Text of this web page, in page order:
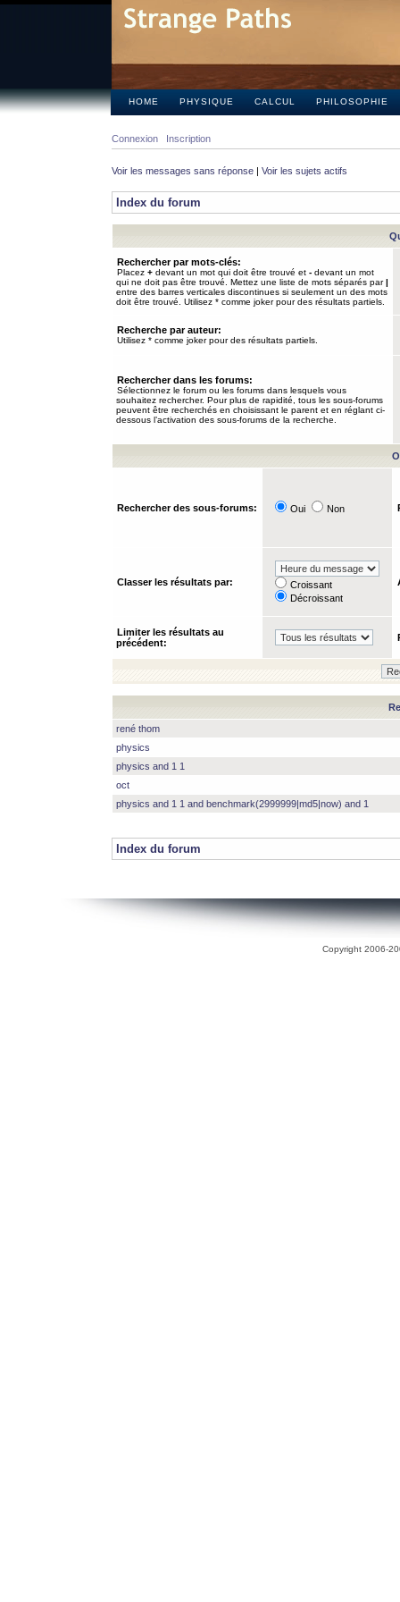
HOME PHYSIQUE CALCUL PHILOSOPHIE
Connexion Inscription
Voir les messages sans réponse | Voir les sujets actifs
Index du forum
Rechercher par mots-clés:
Placez + devant un mot qui doit être trouvé et - devant un mot
qui ne doit pas être trouvé. Mettez une liste de mots séparés par|
entre des barres verticales discontinues si seulement un des mots
doit être trouvé. Utilisez * comme joker pour des résultats partiels.
Recherche par auteur:
Utilisez * comme joker pour des résultats partiels.
Rechercher dans les forums:
Sélectionnez le forum ou les forums dans lesquels vous
souhaitez rechercher. Pour plus de rapidité, tous les sous-forums
peuvent être recherchés en choisissant le parent et en réglant ci-
dessous l’activation des sous-forums de la recherche.
Rechercher des sous-forums: Oui Non
Classer les résultats par:
Croissant
Décroissant
Limiter les résultats au
précédent:
rené thom
physics
physics and 1 1
oct
physics and 1 1 and benchmark(2999999|md5|now) and 1
Index du forum
Copyright 2006-